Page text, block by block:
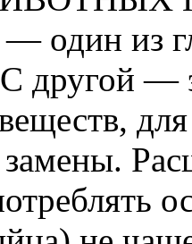
один из
С другой